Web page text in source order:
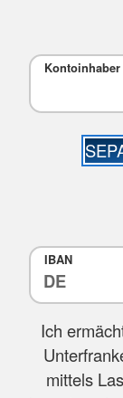
Kontoinhaber
IBAN
Ich
mittels